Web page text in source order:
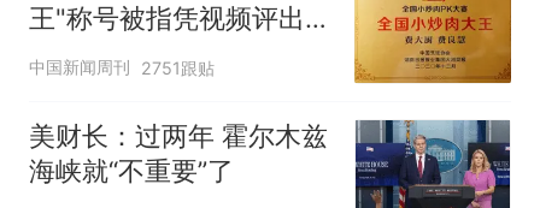
王"称号被指凭视频评出
官方回应
中国新闻周刊 2751跟贴
美财长：过两年 霍尔木兹
海峡就“不重要”了